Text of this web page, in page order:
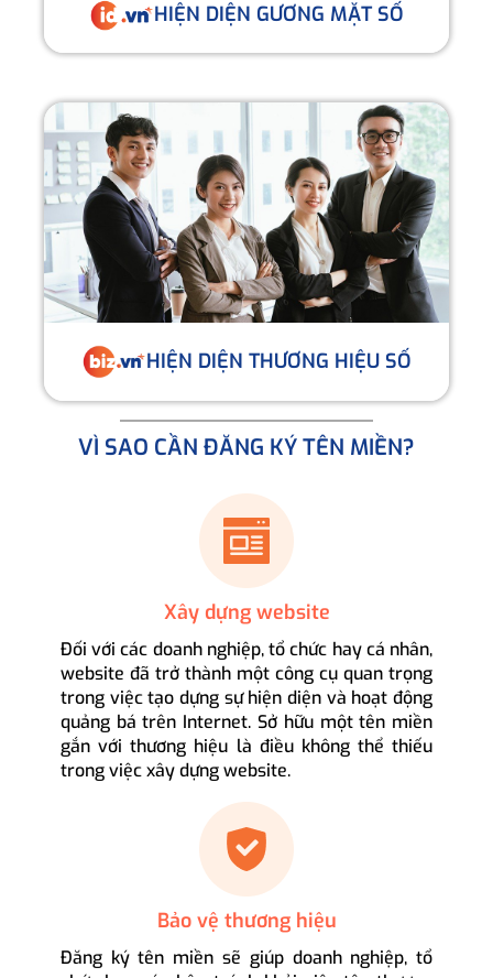
HIỆN DIỆN GƯƠNG MẶT SỐ
HIỆN DIỆN THƯƠNG HIỆU SỐ
VÌ SAO CẦN ĐĂNG KÝ TÊN MIỀN?
Xây dựng website
Đối với các doanh nghiệp, tổ chức hay cá nhân,
website đã trở thành một công cụ quan trọng
trong việc tạo dựng sự hiện diện và hoạt động
quảng bá trên Internet. Sở hữu một tên miền
gắn với thương hiệu là điều không thể thiếu
trong việc xây dựng website.
Bảo vệ thương hiệu
Đăng ký tên miền sẽ giúp doanh nghiệp, tổ